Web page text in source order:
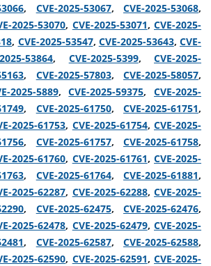
, CVE-2025-53067,CVE-2025-53068,
2025-53070, CVE-2025-53071,CVE-2025-
, CVE-2025-53547, CVE-2025-53643, CVE-
53864, CVE-2025-5399,CVE-2025-
, CVE-2025-57803,CVE-2025-58057,
2025-5889,CVE-2025-59375,CVE-2025-
, CVE-2025-61750,CVE-2025-61751,
2025-61753, CVE-2025-61754,CVE-2025-
, CVE-2025-61757,CVE-2025-61758,
2025-61760, CVE-2025-61761,CVE-2025-
, CVE-2025-61764,CVE-2025-61881,
2025-62287, CVE-2025-62288,CVE-2025-
, CVE-2025-62475,CVE-2025-62476,
2025-62478, CVE-2025-62479,CVE-2025-
, CVE-2025-62587,CVE-2025-62588,
2025-62590, CVE-2025-62591,CVE-2025-